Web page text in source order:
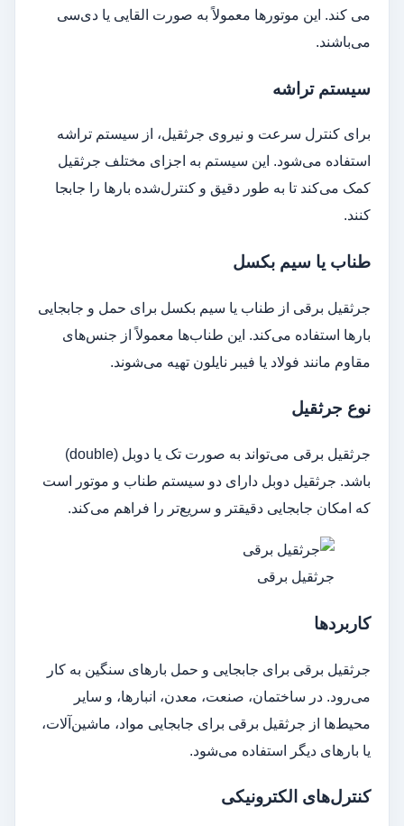
می‌ کند. این موتورها معمولاً به صورت القایی یا دی‌سی
می‌باشند.
سیستم تراشه
برای کنترل سرعت و نیروی جرثقیل، از سیستم تراشه
استفاده می‌شود. این سیستم به اجزای مختلف جرثقیل
کمک می‌کند تا به طور دقیق و کنترل‌شده بارها را جابجا
کنند.
طناب یا سیم بکسل
جرثقیل برقی از طناب یا سیم بکسل برای حمل و جابجایی
بارها استفاده می‌کند. این طناب‌ها معمولاً از جنس‌های
مقاوم مانند فولاد یا فیبر نایلون تهیه می‌شوند.
نوع جرثقیل
جرثقیل برقی می‌تواند به صورت تک یا دوبل (double)
باشد. جرثقیل دوبل دارای دو سیستم طناب و موتور است
که امکان جابجایی دقیقتر و سریع‌تر را فراهم می‌کند.
جرثقیل برقی
کاربردها
جرثقیل برقی برای جابجایی و حمل بارهای سنگین به کار
می‌رود. در ساختمان، صنعت، معدن، انبارها، و سایر
محیط‌ها از جرثقیل برقی برای جابجایی مواد، ماشین‌آلات،
یا بارهای دیگر استفاده می‌شود.
کنترل‌های الکترونیکی